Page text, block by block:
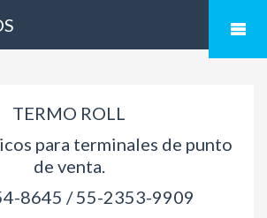
TERMO ROLL
para terminales de punto
de venta.
8645 / 55-2353-9909